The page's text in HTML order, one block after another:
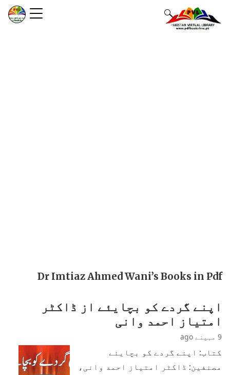
Dr Imtiaz Ahmed Wani’s Books in Pdf
اپنے گردے کو بچایئے از ڈاکٹر
امتیاز احمد وانی
9 مہینے ago
کتاب: اپنے گردے کو بچایئے
مصنفین: ڈاکٹر امتیاز احمد وانی،